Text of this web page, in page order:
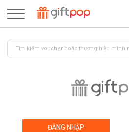
ĐĂNG NHẬP